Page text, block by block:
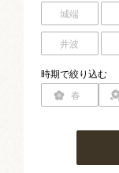
市内団体の方
お問い合わせ
サイトマップ
城端
井波
時期で絞り込む
春